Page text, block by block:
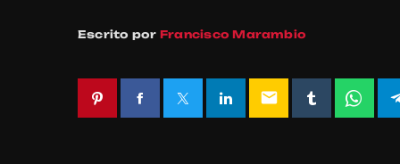
Escrito por Francisco Marambio
email